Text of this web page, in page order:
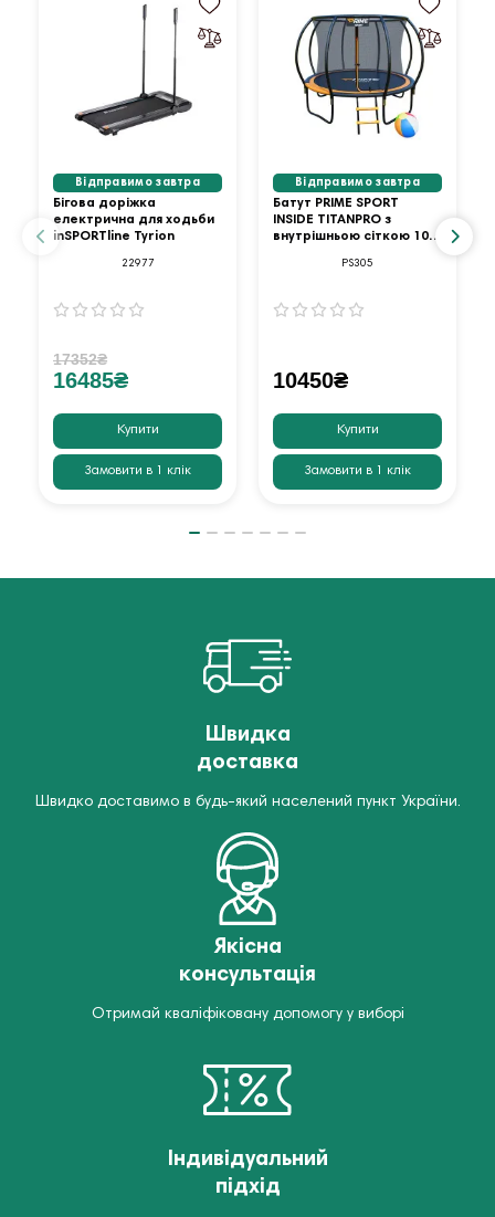
Відправимо завтра
Бігова доріжка
електрична для ходьби
inSPORTline Tyrion
22977
17352₴
16485₴
Купити
Замовити в 1 клік
Відправимо завтра
Батут PRIME SPORT
INSIDE TITANPRO з
внутрішньою сіткою 10
PS305
10450₴
Купити
Замовити в 1 клік
Швидка
доставка
Швидко доставимо в будь-який населений пункт України.
Якісна
консультація
Отримай кваліфіковану допомогу у виборі
Індивідуальний
підхід